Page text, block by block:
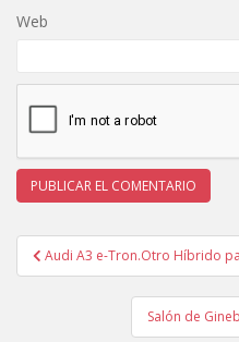
Web
Navegación
de
Audi A3 e-Tron.Otro Híbrido
Salón de